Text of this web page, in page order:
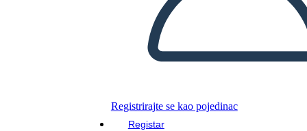
Registrirajte se kao pojedinac
Registar
REPRODUCIRAJ DIJAPROJEKCIJU